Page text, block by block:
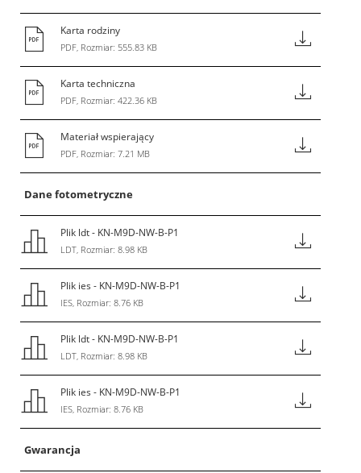
Karta rodziny
PDF, Rozmiar: 555.83 KB
Karta techniczna
PDF, Rozmiar: 422.36 KB
Materiał wspierający
PDF, Rozmiar: 7.21 MB
Dane fotometryczne
Plik ldt - KN-M9D-NW-B-P1
LDT, Rozmiar: 8.98 KB
Plik ies - KN-M9D-NW-B-P1
IES, Rozmiar: 8.76 KB
Plik ldt - KN-M9D-NW-B-P1
LDT, Rozmiar: 8.98 KB
Plik ies - KN-M9D-NW-B-P1
IES, Rozmiar: 8.76 KB
Gwarancja